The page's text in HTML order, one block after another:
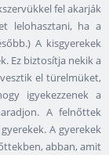
fel akarják
lelohasztani, ha a
A kisgyerekek
Ez biztosítja nekik a
el türelmüket,
igyekezzenek a
A felnőttek
A gyerekek
abban, amit